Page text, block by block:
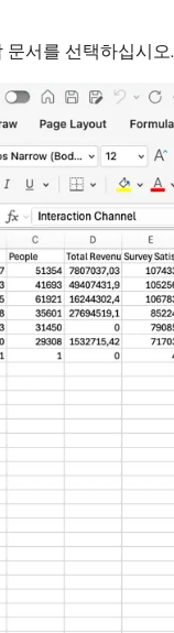
문서를 선택하십시오.